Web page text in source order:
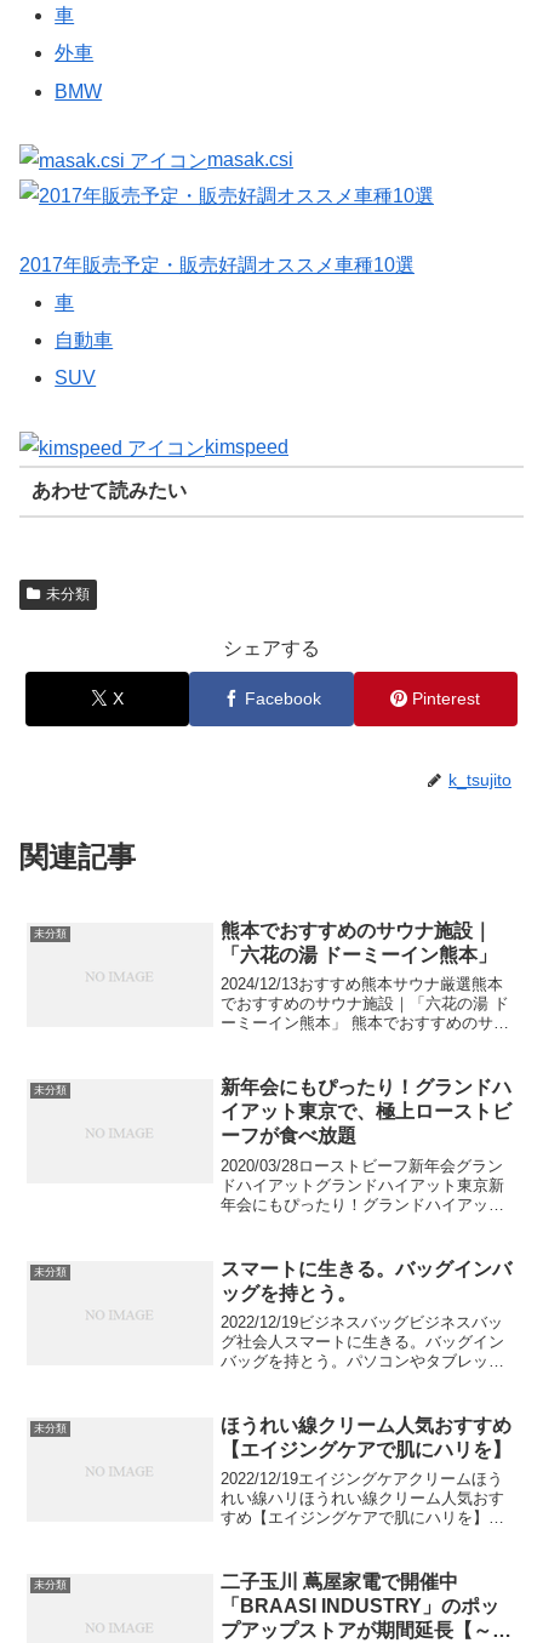
車
外車
BMW
masak.csi
2017年販売予定・販売好調オススメ車種10選
車
自動車
SUV
kimspeed
あわせて読みたい
未分類
シェアする
X Facebook Pinterest
k_tsujito
関連記事
未分類
熊本でおすすめのサウナ施設｜
「六花の湯 ドーミーイン熊本」
2024/12/13おすすめ熊本サウナ厳選熊本
でおすすめのサウナ施設｜「六花の湯 ド
ーミーイン熊本」 熊本でおすすめのサウ
メニティ情報、六花の湯 ドーミーイン熊
本に行...
未分類
新年会にもぴったり！グランドハ
イアット東京で、極上ローストビ
ーフが食べ放題
2020/03/28ローストビーフ新年会グラン
ドハイアットグランドハイアット東京新
年会にもぴったり！グランドハイアット
日（月）から2月28日（木）までの期間限
定で...
未分類
スマートに生きる。バッグインバ
ッグを持とう。
2022/12/19ビジネスバッグビジネスバッ
グ社会人スマートに生きる。バッグイン
バッグを持とう。パソコンやタブレット
マン。カバンの中にそのまま突っ込む…
なんてしている...
未分類
ほうれい線クリーム人気おすすめ
【エイジングケアで肌にハリを】
2022/12/19エイジングケアクリームほう
れい線ハリほうれい線クリーム人気おす
すめ【エイジングケアで肌にハリを】皆
か。ほうれい線は女性にとって大きな悩
みのひとつです...
未分類
二子玉川 蔦屋家電で開催中
「BRAASI INDUSTRY」のポッ
プアップストアが期間延長【～3